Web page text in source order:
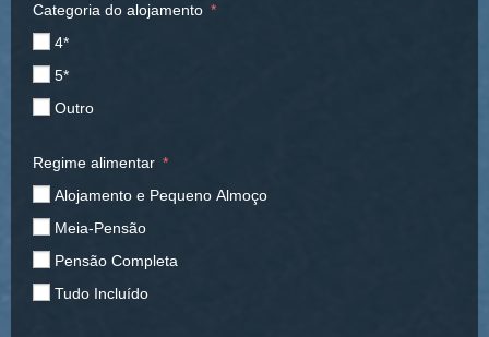
Categoria do alojamento
4*
5*
Outro
Regime alimentar
Alojamento e Pequeno Almoço
Meia-Pensão
Pensão Completa
Tudo Incluído